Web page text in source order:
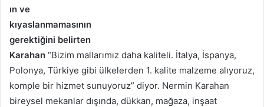
ın ve
kıyaslanmamasının
gerektiğini belirten
Karahan “Bizim mallarımız daha kaliteli. İtalya, İspanya,
Polonya, Türkiye gibi ülkelerden 1. kalite malzeme alıyoruz,
komple bir hizmet sunuyoruz” diyor. Nermin Karahan
bireysel mekanlar dışında, dükkan, mağaza, inşaat